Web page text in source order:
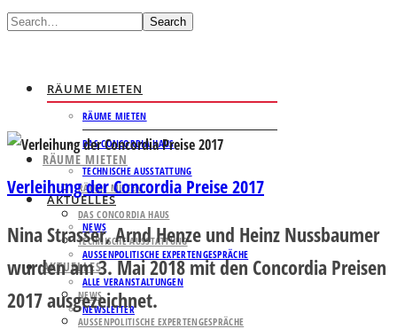
Search
RÄUME MIETEN
RÄUME MIETEN
DAS CONCORDIA HAUS
TECHNISCHE AUSSTATTUNG
AKTUELLES
NEWS
AUSSENPOLITISCHE EXPERTENGESPRÄCHE
ALLE VERANSTALTUNGEN
NEWSLETTER
RÄUME MIETEN
RÄUME MIETEN
DAS CONCORDIA HAUS
TECHNISCHE AUSSTATTUNG
AKTUELLES
NEWS
AUSSENPOLITISCHE EXPERTENGESPRÄCHE
Verleihung der Concordia Preise 2017
Nina Strasser, Arnd Henze und Heinz Nussbaumer
wurden am 3. Mai 2018 mit den Concordia Preisen
2017 ausgezeichnet.